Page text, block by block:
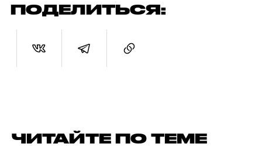
ПОДЕЛИТЬСЯ:
ЧИТАЙТЕ ПО ТЕМЕ